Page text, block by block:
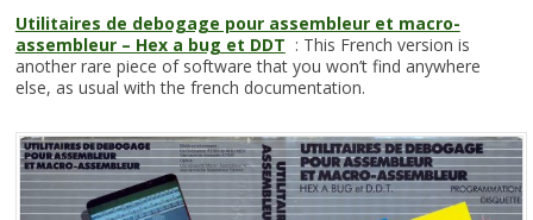
Utilitaires de debogage pour assembleur et macro-
assembleur – Hex a bug et DDT : This French version is
another rare piece of software that you won’t find anywhere
else, as usual with the french documentation.